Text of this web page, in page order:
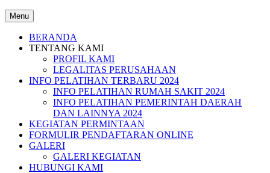
Menu
BERANDA
TENTANG KAMI
PROFIL KAMI
LEGALITAS PERUSAHAAN
INFO PELATIHAN TERBARU 2024
INFO PELATIHAN RUMAH SAKIT 2024
INFO PELATIHAN PEMERINTAH DAERAH
DAN LAINNYA 2024
KEGIATAN PERMINTAAN
FORMULIR PENDAFTARAN ONLINE
GALERI
GALERI KEGIATAN
HUBUNGI KAMI